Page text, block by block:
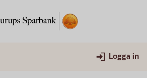
Logga in